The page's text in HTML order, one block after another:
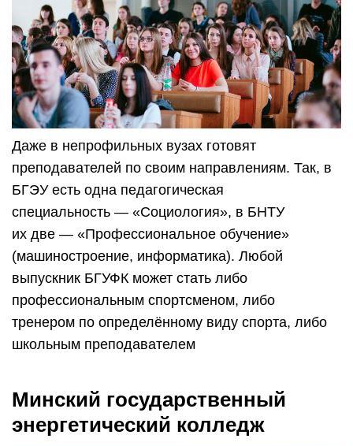
Даже в непрофильных вузах готовят
преподавателей по своим направлениям. Так, в
БГЭУ есть одна педагогическая
специальность — «Социология», в БНТУ
их две — «Профессиональное обучение»
(машиностроение, информатика). Любой
выпускник БГУФК может стать либо
профессиональным спортсменом, либо
тренером по определённому виду спорта, либо
школьным преподавателем
Минский государственный
энергетический колледж